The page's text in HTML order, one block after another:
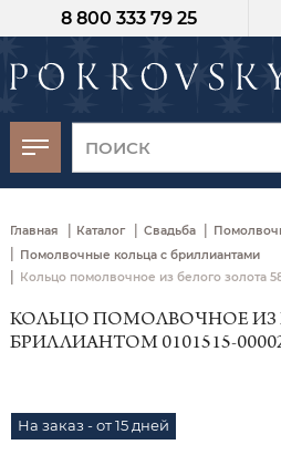
8 800 333 79 25
Главная | Каталог | Свадьба |
Помолвочные кольца с бриллиантами
Кольцо помолвочное из белого золота
КОЛЬЦО ПОМОЛВОЧНОЕ ИЗ
БРИЛЛИАНТОМ 0101515-
На заказ - от 15 дней
-30%
от 15 дней с
момента оплаты